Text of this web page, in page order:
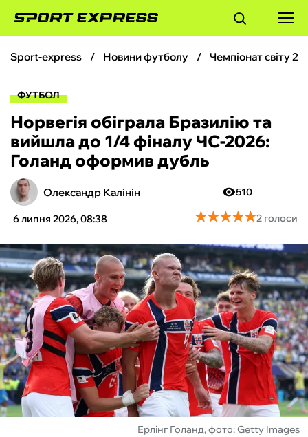
ФУТБОЛ
БОКС
ХОКЕЙ
ТЕНІС
КІБЕРСПОРТ
ЧС-2026
ФУТЗАЛ
ІНШІ
БУКМЕКЕРИ
sport-express новини футболу чемпіонат світу
ФУТБОЛ
Норвегія обіграла Бразилію та
вийшла до 1/4 фіналу ЧС-2026:
Голанд оформив дубль
Олександр Калінін
6 липня 2026, 08:38
510
★★★★★
★★★★★2 голоси
Ерлінг Голанд, фото: Getty Images